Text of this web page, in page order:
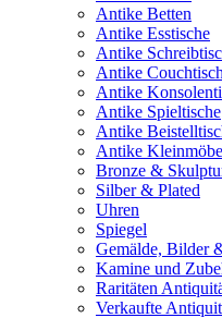
Antike Betten
Antike Esstische
Antike
Antike
Antike
Antike Spieltische
Antike
Antike
Bronze &
Silber & Plated
Uhren
Spiegel
Gemälde, Bilder
Kamine und
Raritäten
Verkaufte